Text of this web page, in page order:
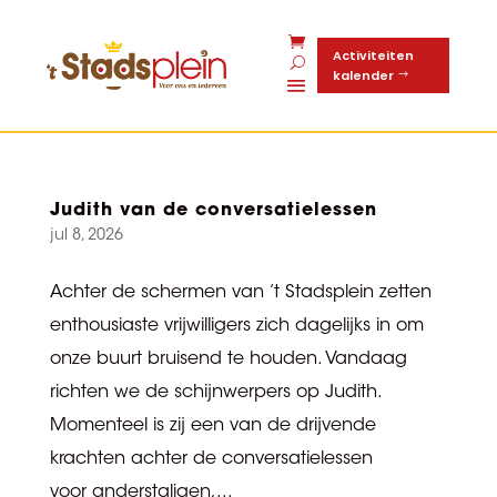
Activiteiten
kalender
Judith van de conversatielessen
jul 8, 2026
Achter de schermen van ’t Stadsplein zetten
enthousiaste vrijwilligers zich dagelijks in om
onze buurt bruisend te houden. Vandaag
richten we de schijnwerpers op Judith.
Momenteel is zij een van de drijvende
krachten achter de conversatielessen
voor anderstaligen,...